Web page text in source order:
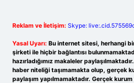
Reklam ve İletişim: Skype:
Yasal Uyarı: Bu internet sitesi, herhangi
şirketi ile hiçbir bağlantısı
hazırladığımız makaleler
haber niteliği taşımamakta olup, gerçek
paylaşım yapılmamaktadır. Gerçek